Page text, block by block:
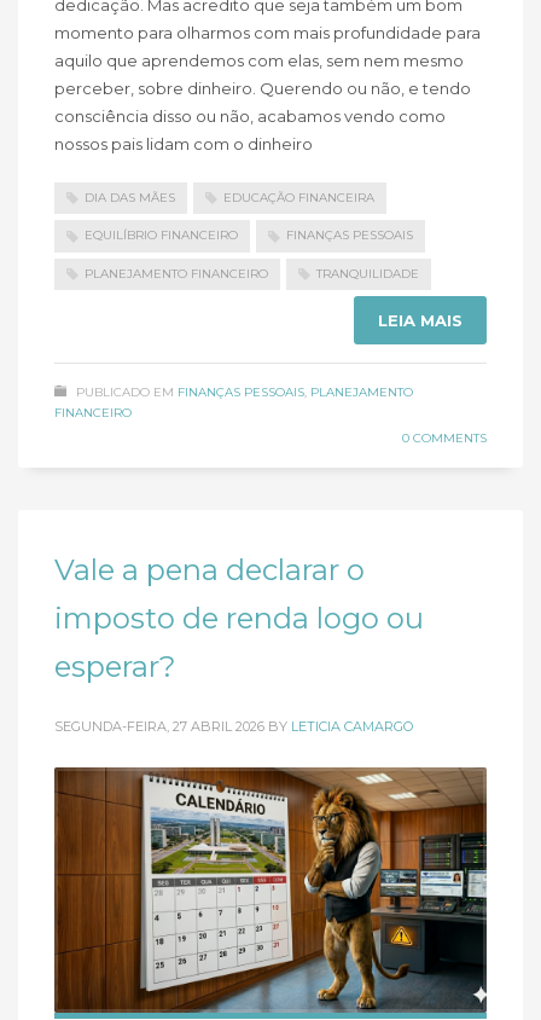
dedicação. Mas acredito que seja também um bom
momento para olharmos com mais profundidade para
aquilo que aprendemos com elas, sem nem mesmo
perceber, sobre dinheiro. Querendo ou não, e tendo
consciência disso ou não, acabamos vendo como
nossos pais lidam com o dinheiro
DIA DAS MÃES EDUCAÇÃO FINANCEIRA
EQUILÍBRIO FINANCEIRO FINANÇAS PESSOAIS
PLANEJAMENTO FINANCEIRO TRANQUILIDADE
LEIA MAIS
PUBLICADO EM FINANÇAS PESSOAIS, PLANEJAMENTO
FINANCEIRO
0 COMMENTS
Vale a pena declarar o
imposto de renda logo ou
esperar?
SEGUNDA-FEIRA, 27 ABRIL 2026 BY LETICIA CAMARGO